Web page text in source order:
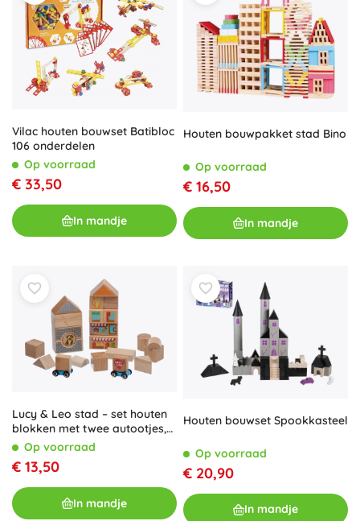
Vilac houten bouwset Batibloc
106 onderdelen
Op voorraad
€ 33,50
In mandje
Houten bouwpakket stad Bino
Op voorraad
€ 16,50
In mandje
Lucy & Leo stad – set houten
blokken met twee autootjes,
25 delen
Op voorraad
€ 13,50
In mandje
Houten bouwset Spookkasteel
Op voorraad
€ 20,90
In mandje